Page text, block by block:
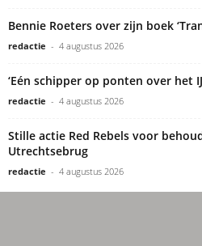
Bennie Roeters over zijn boek
redactie - 4 augustus 2026
‘Eén schipper op ponten over het
redactie - 4 augustus 2026
Stille actie Red Rebels voor
Utrechtsebrug
redactie - 4 augustus 2026